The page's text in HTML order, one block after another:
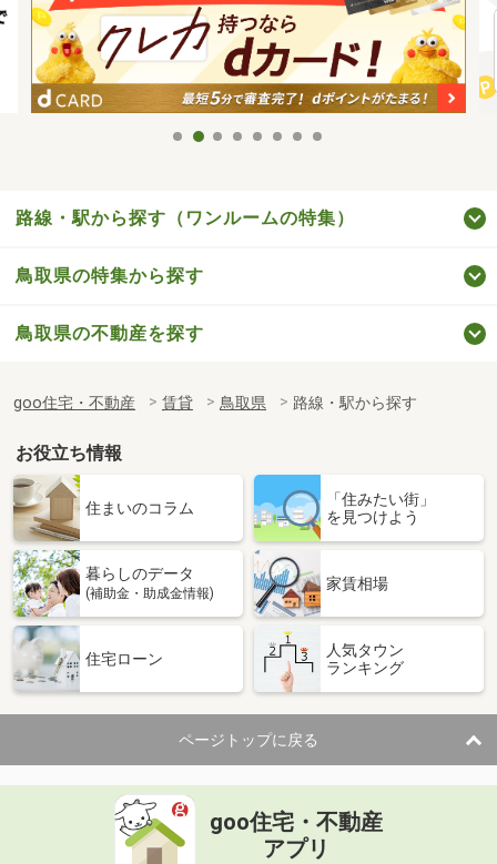
路線・駅から探す（ワンルームの特集）
鳥取県の特集から探す
鳥取県の不動産を探す
goo住宅・不動産 賃貸 鳥取県 路線・駅から探す
お役立ち情報
住まいのコラム
「住みたい街」
を見つけよう
暮らしのデータ
(補助金・助成金情報)
家賃相場
住宅ローン
人気タウン
ランキング
ページトップに戻る
goo住宅・不動産
アプリ